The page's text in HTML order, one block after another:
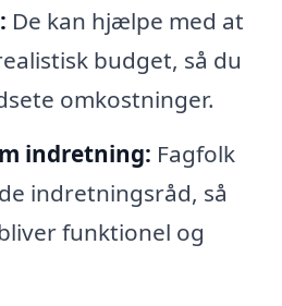
De kan hjælpe med at
budget, så du
omkostninger.
indretning: Fagfolk
indretningsråd, så
funktionel og